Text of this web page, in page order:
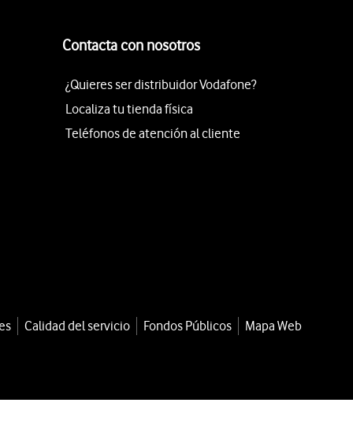
Contacta con nosotros
¿Quieres ser distribuidor Vodafone?
Localiza tu tienda física
Teléfonos de atención al cliente
Calidad del servicio Fondos Públicos
Mapa Web